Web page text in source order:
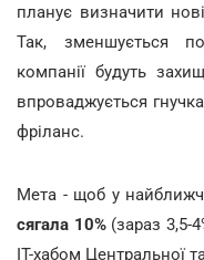
планує визначити
Так, зменшується
компанії будуть
впроваджується
фріланс.
Мета - щоб у
сягала 10%(зараз 3,5-
IT-хабом Центральної